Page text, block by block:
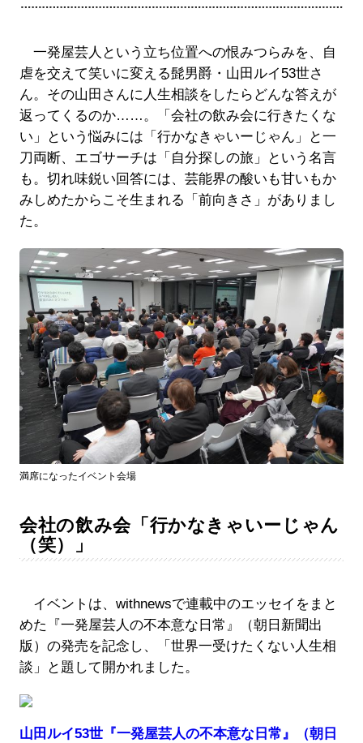
一発屋芸人という立ち位置への恨みつらみを、自
虐を交えて笑いに変える髭男爵・山田ルイ53世さ
ん。その山田さんに人生相談をしたらどんな答えが
返ってくるのか……。「会社の飲み会に行きたくな
い」という悩みには「行かなきゃいーじゃん」と一
刀両断、エゴサーチは「自分探しの旅」という名言
も。切れ味鋭い回答には、芸能界の酸いも甘いもか
みしめたからこそ生まれる「前向きさ」がありまし
た。
満席になったイベント会場
会社の飲み会「行かなきゃいーじゃん
（笑）」
イベントは、withnewsで連載中のエッセイをまと
めた『一発屋芸人の不本意な日常』（朝日新聞出
版）の発売を記念し、「世界一受けたくない人生相
談」と題して開かれました。
山田ルイ53世『一発屋芸人の不本意な日常』（朝日